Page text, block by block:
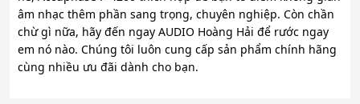
âm nhạc thêm phần sang trọng, chuyên nghiệp. Còn chần
chừ gì nữa, hãy đến ngay AUDIO Hoàng Hải để rước ngay
em nó nào. Chúng tôi luôn cung cấp sản phẩm chính hãng
cùng nhiều ưu đãi dành cho bạn.